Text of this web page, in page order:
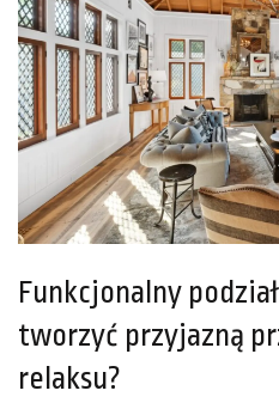
Funkcjonalny
tworzyć przyjazną
relaksu?